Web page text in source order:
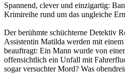
Spannend, clever und einzigartig:
Krimireihe rund um das ungleiche
Der berühmte schüchterne Detektiv
Assistentin Matilda werden mit
beauftragt: Ein Mann wurde von
offensichtlich ein Unfall mit
sogar versuchter Mord? Was